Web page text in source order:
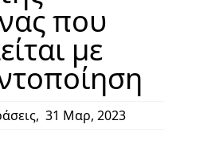
που
με
, 31 Μαρ, 2023